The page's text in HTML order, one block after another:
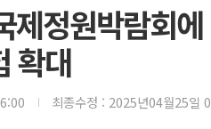
제정원박람회
확대
최종수정 : 2025년04월25일